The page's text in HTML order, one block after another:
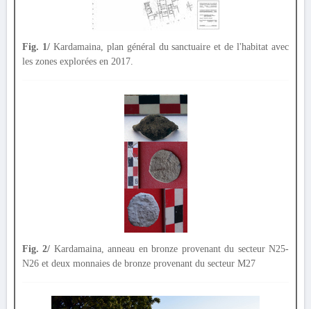
Fig. 1/Kardamaina, plan général du sanctuaire et de l'habitat avec
les zones explorées en 2017.
Fig. 2/ Kardamaina, anneau en bronze provenant du secteur N25-
N26 et deux monnaies de bronze provenant du secteur M27